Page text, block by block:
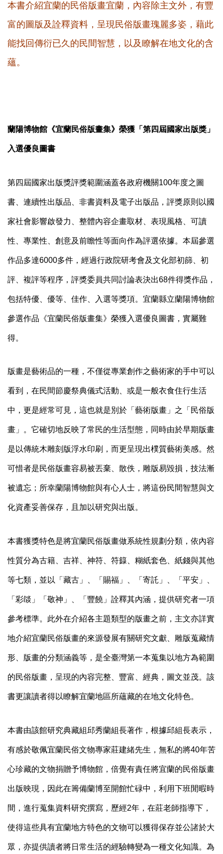
本書介紹宜蘭的民俗版畫宜蘭，內容除主文外，有豐
富的圖版及詮釋資料，呈現民俗版畫瑰麗多姿，藉此
能找回傳衍已久的民間智慧，以及瞭解在地文化的含
蘊。
蘭陽博物館《宜蘭民俗版畫集》榮獲「第四屆國家出版獎」
入選優良圖書
第四屆國家出版獎評獎範圍涵蓋各政府機關100年度之圖
書、連續性出版品、非書資料及電子出版品，評獎原則以國
家社會影響啟發力、整體內容企畫取材、表現風格、可讀
性、專業性、創意及前瞻性等面向作為評選依據。本屆參選
作品多達6000多件，經過行政院研考會及文化部初篩、初
評、複評等程序，評獎委員共同討論表決出68件得獎作品，
包括特優、優等、佳作、入選等獎項。宜蘭縣立蘭陽博物館
參選作品《宜蘭民俗版畫集》榮獲入選優良圖書，實屬難
得。
版畫是藝術品的一種，不僅從專業創作之藝術家的手中可以
看到，在民間節慶祭典儀式活動、或是一般衣食住行生活
中，更是經常可見，這也就是別於「藝術版畫」之「民俗版
畫」。它確切地反映了常民的生活型態，同時由於早期版畫
是以傳統木雕刻版浮水印刷，而更呈現出樸質藝術美感。然
可惜者是民俗版畫容易被丟棄、散佚，雕版易毀損，技法漸
被遺忘；所幸蘭陽博物館與有心人士，將這份民間智慧與文
化資產妥善保存，且加以研究與出版。
本書獲獎特色是將宜蘭民俗版畫做系統性規劃分類，依內容
性質分為古籍、吉祥、神符、符籙、糊紙套色、紙錢與其他
等七類，並以「藏古」、「賜福」、「寄託」、「平安」、
「彩燄」「敬神」、「豐饒」詮釋其內涵，提供研究者一項
參考標準。此外在介紹各主題類型的版畫之前，主文亦詳實
地介紹宜蘭民俗版畫的來源發展有關研究文獻、雕版蒐藏情
形、版畫的分類涵義等，是全臺灣第一本蒐集以地方為範圍
的民俗版畫，呈現的內容完整、豐富、經典，圖文並茂。該
書更讓讀者得以瞭解宜蘭地區所蘊藏的在地文化特色。
本書由該館研究典藏組邱秀蘭組長著作，根據邱組長表示，
有感於敬佩宜蘭民俗文物專家莊建緒先生，無私的將40年苦
心珍藏的文物捐贈予博物館，倍覺有責任將宜蘭的民俗版畫
出版映現，因此在籌備蘭博至開館忙碌中，利用下班閒暇時
間，進行蒐集資料研究撰寫，歷經2年，在莊老師指導下，
使得這些具有宜蘭地方特色的文物可以獲得保存並公諸於大
眾，亦提供讀者將日常生活的經驗轉變為一種文化知識。為